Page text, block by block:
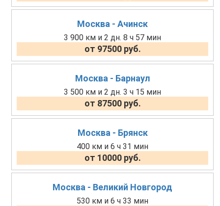
Москва - Ачинск
3 900 км и 2 дн. 8 ч 57 мин
от 97500 руб.
Москва - Барнаул
3 500 км и 2 дн. 3 ч 15 мин
от 87500 руб.
Москва - Брянск
400 км и 6 ч 31 мин
от 10000 руб.
Москва - Великий Новгород
530 км и 6 ч 33 мин